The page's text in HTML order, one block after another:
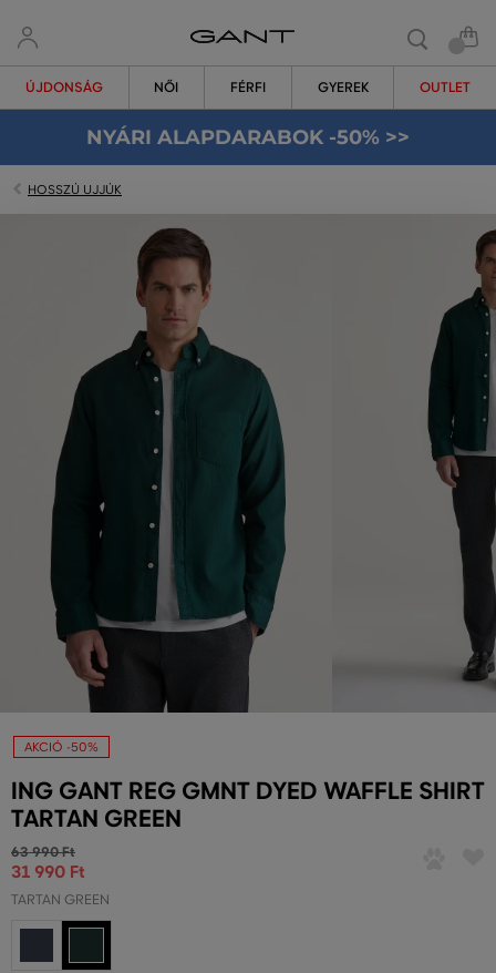
ÚJDONSÁG NŐI FÉRFI GYEREK OUTLET
NYÁRI ALAPDARABOK -50% >>
HOSSZÚ UJJÚK
AKCIÓ -50%
ING GANT REG GMNT DYED WAFFLE SHIRT
TARTAN GREEN
63 990 Ft
31 990 Ft
TARTAN GREEN